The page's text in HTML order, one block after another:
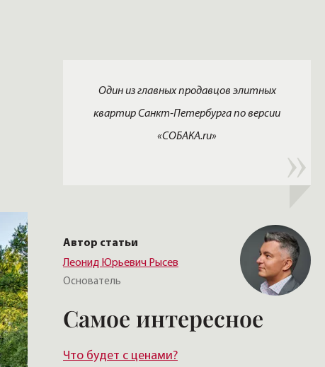
Один из главных продавцов элитных
квартир Санкт-Петербурга по версии
«СОБАКА.ru»
Автор статьи
Леонид Юрьевич Рысев
Основатель
Самое интересное
Что будет с ценами?